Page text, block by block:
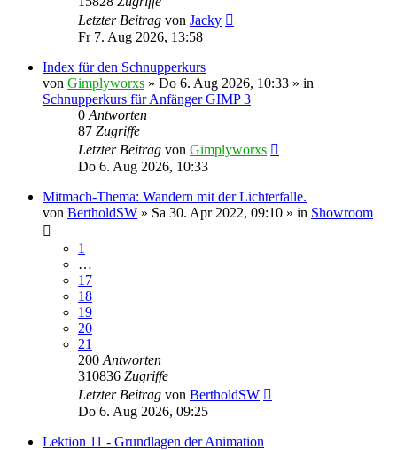
Letzter Beitrag von Jacky
Fr 7. Aug 2026, 13:58
Index für den Schnupperkurs
von Gimplyworxs » Do 6. Aug 2026, 10:33 » in
Schnupperkurs für Anfänger GIMP 3
0 Antworten
87 Zugriffe
Letzter Beitrag von Gimplyworxs
Do 6. Aug 2026, 10:33
Mitmach-Thema: Wandern mit der Lichterfalle.
von BertholdSW » Sa 30. Apr 2022, 09:10 » in Showroom
1
…
17
18
19
20
21
200 Antworten
310836 Zugriffe
Letzter Beitrag von BertholdSW
Do 6. Aug 2026, 09:25
Lektion 11 - Grundlagen der Animation